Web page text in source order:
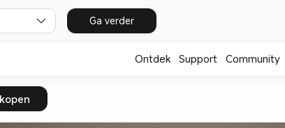
Ga verder
Ontdek Support Community